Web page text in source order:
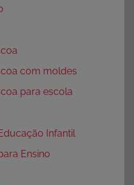
com moldes
para escola
Infantil
Ensino